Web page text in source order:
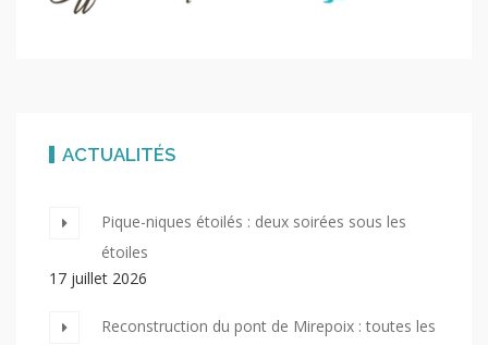
ACTUALITÉS
Pique-niques étoilés : deux soirées sous les
étoiles
17 juillet 2026
Reconstruction du pont de Mirepoix : toutes les